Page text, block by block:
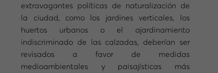
extravagantes políticas de naturalización de
la ciudad, como los jardines verticales, los
huertos urbanos o el ajardinamiento
indiscriminado de las calzadas, deberían ser
revisados a favor de medidas
medioambientales y paisajísticas más